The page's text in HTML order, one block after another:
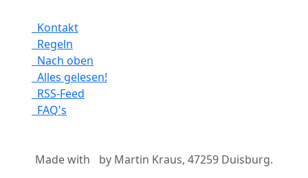
Kontakt
Regeln
Nach oben
Alles gelesen!
RSS-Feed
FAQ's
Made with by Martin Kraus, 47259 Duisburg.